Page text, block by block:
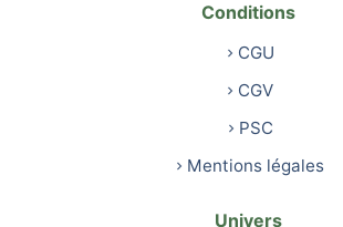
Conditions
CGU
CGV
PSC
Mentions légales
Univers